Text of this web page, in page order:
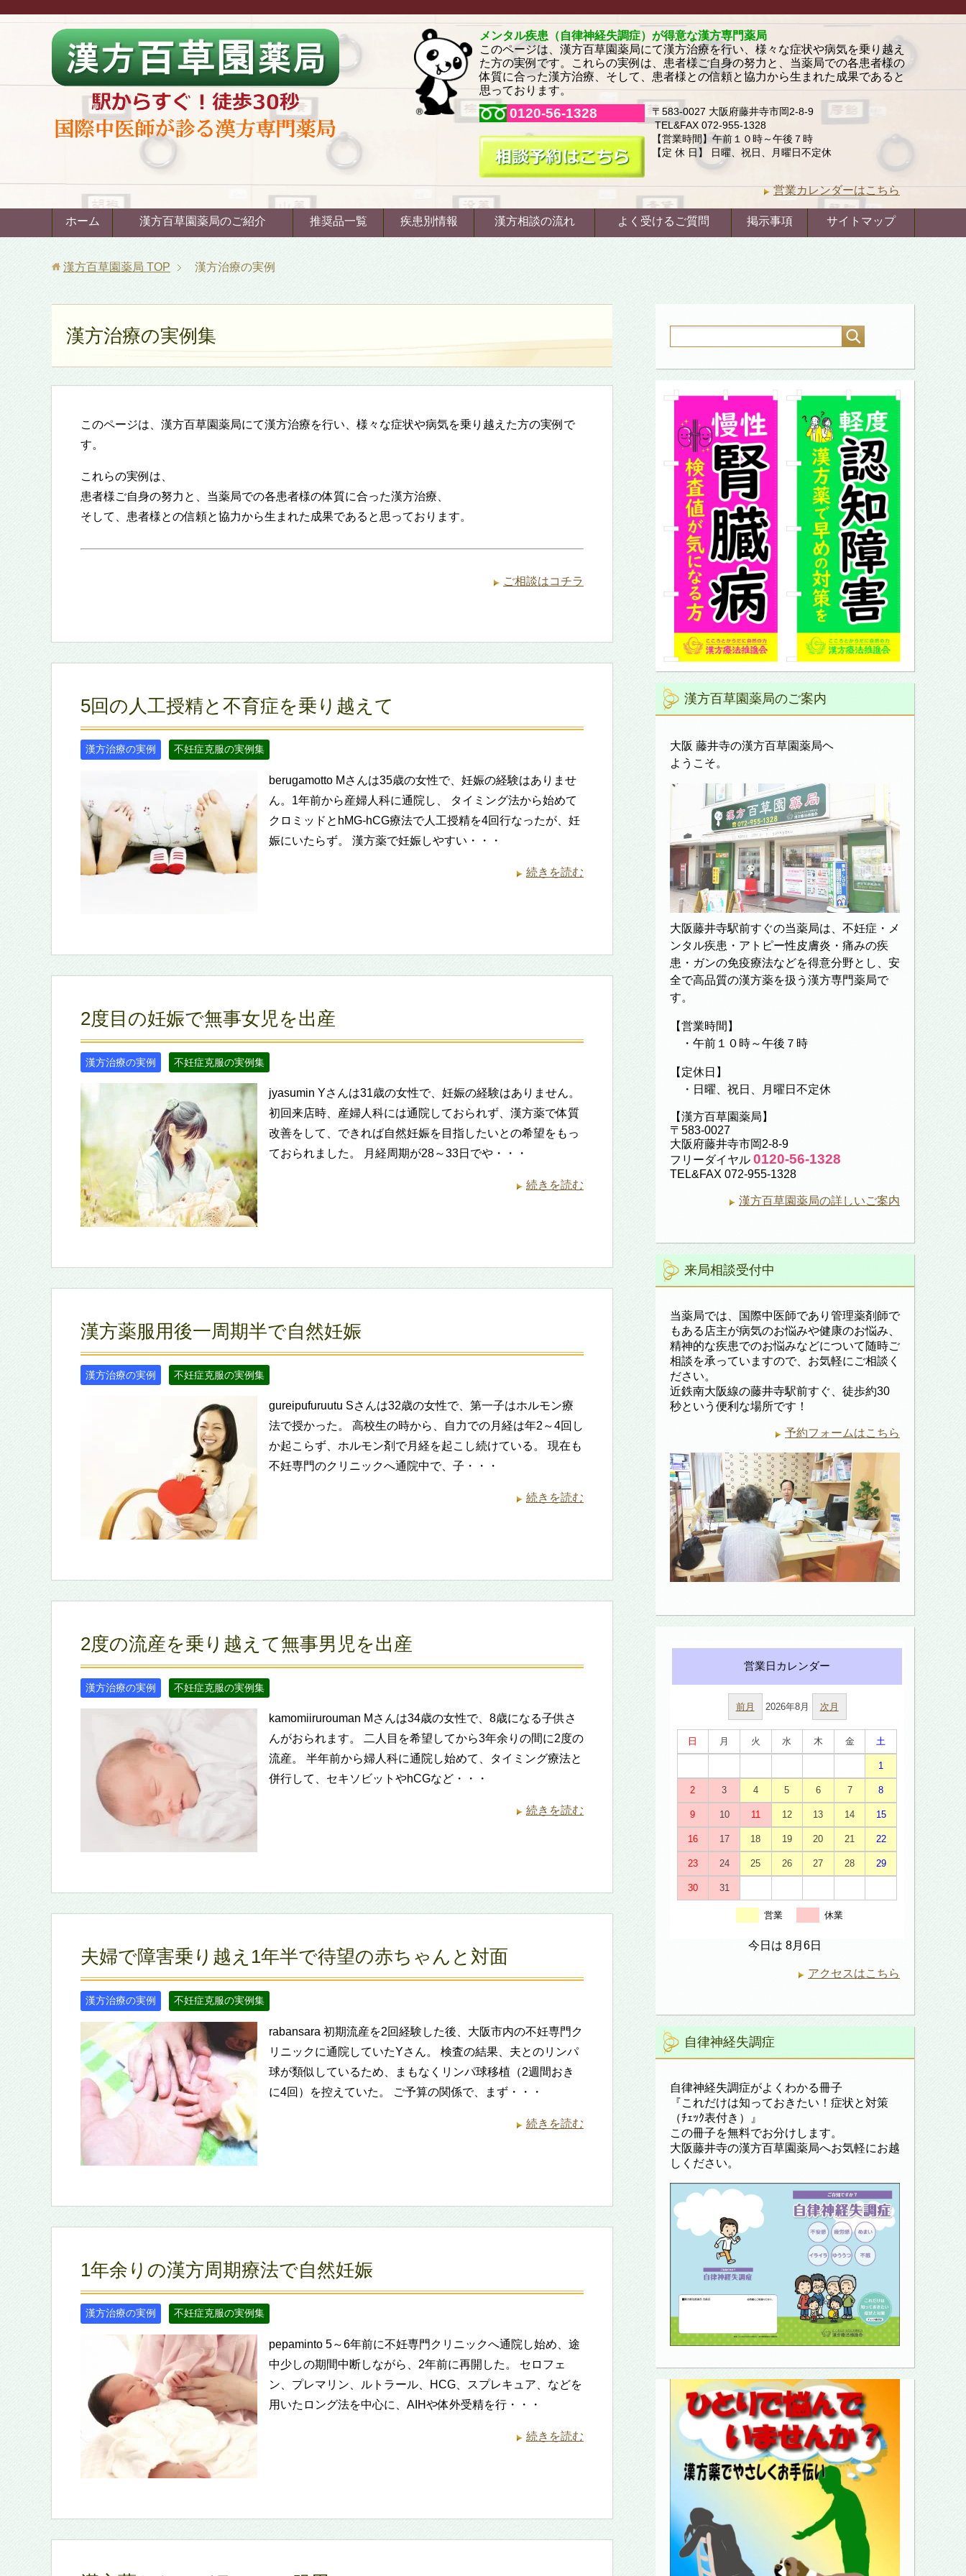
メンタル疾患（自律神経失調症）が得意な漢方専門薬局
このページは、漢方百草園薬局にて漢方治療を行い、様々な症状や病気を乗り越え
た方の実例です。これらの実例は、患者様ご自身の努力と、当薬局での各患者様の
体質に合った漢方治療、そして、患者様との信頼と協力から生まれた成果であると
思っております。
0120-56-1328
〒583-0027 大阪府藤井寺市岡2-8-9
TEL&FAX 072-955-1328
【営業時間】午前１０時～午後７時
【定 休 日】 日曜、祝日、月曜日不定休
営業カレンダーはこちら
ホーム 漢方百草園薬局のご紹介 推奨品一覧 疾患別情報 漢方相談の流れ よく受けるご質問 掲示事項 サイトマップ
漢方百草園薬局 TOP 漢方治療の実例
漢方治療の実例集
このページは、漢方百草園薬局にて漢方治療を行い、様々な症状や病気を乗り越えた方の実例で
す。
これらの実例は、
患者様ご自身の努力と、当薬局での各患者様の体質に合った漢方治療、
そして、患者様との信頼と協力から生まれた成果であると思っております。
ご相談はコチラ
5回の人工授精と不育症を乗り越えて
漢方治療の実例 不妊症克服の実例集
berugamotto Mさんは35歳の女性で、妊娠の経験はありませ
ん。1年前から産婦人科に通院し、 タイミング法から始めて
クロミッドとhMG-hCG療法で人工授精を4回行なったが、妊
娠にいたらず。 漢方薬で妊娠しやすい・・・
続きを読む
2度目の妊娠で無事女児を出産
漢方治療の実例 不妊症克服の実例集
jyasumin Yさんは31歳の女性で、妊娠の経験はありません。
初回来店時、産婦人科には通院しておられず、漢方薬で体質
改善をして、できれば自然妊娠を目指したいとの希望をもっ
ておられました。 月経周期が28～33日でや・・・
続きを読む
漢方薬服用後一周期半で自然妊娠
漢方治療の実例 不妊症克服の実例集
gureipufuruutu Sさんは32歳の女性で、第一子はホルモン療
法で授かった。 高校生の時から、自力での月経は年2～4回し
か起こらず、ホルモン剤で月経を起こし続けている。 現在も
不妊専門のクリニックへ通院中で、子・・・
続きを読む
2度の流産を乗り越えて無事男児を出産
漢方治療の実例 不妊症克服の実例集
kamomiirurouman Mさんは34歳の女性で、8歳になる子供さ
んがおられます。 二人目を希望してから3年余りの間に2度の
流産。 半年前から婦人科に通院し始めて、タイミング療法と
併行して、セキソビットやhCGなど・・・
続きを読む
夫婦で障害乗り越え1年半で待望の赤ちゃんと対面
漢方治療の実例 不妊症克服の実例集
rabansara 初期流産を2回経験した後、大阪市内の不妊専門ク
リニックに通院していたYさん。 検査の結果、夫とのリンパ
球が類似しているため、まもなくリンパ球移植（2週間おき
に4回）を控えていた。 ご予算の関係で、まず・・・
続きを読む
1年余りの漢方周期療法で自然妊娠
漢方治療の実例 不妊症克服の実例集
pepaminto 5～6年前に不妊専門クリニックへ通院し始め、途
中少しの期間中断しながら、2年前に再開した。 セロフェ
ン、プレマリン、ルトラール、HCG、スプレキュア、などを
用いたロング法を中心に、AIHや体外受精を行・・・
続きを読む
漢方百草園薬局のご案内
大阪 藤井寺の漢方百草園薬局ヘ
ようこそ。
大阪藤井寺駅前すぐの当薬局は、不妊症・メ
ンタル疾患・アトピー性皮膚炎・痛みの疾
患・ガンの免疫療法などを得意分野とし、安
全で高品質の漢方薬を扱う漢方専門薬局で
す。
【営業時間】
・午前１０時～午後７時
【定休日】
・日曜、祝日、月曜日不定休
【漢方百草園薬局】
〒583-0027
大阪府藤井寺市岡2-8-9
フリーダイヤル 0120-56-1328
TEL&FAX 072-955-1328
漢方百草園薬局の詳しいご案内
来局相談受付中
当薬局では、国際中医師であり管理薬剤師で
もある店主が病気のお悩みや健康のお悩み、
精神的な疾患でのお悩みなどについて随時ご
相談を承っていますので、お気軽にご相談く
ださい。
近鉄南大阪線の藤井寺駅前すぐ、徒歩約30
秒という便利な場所です！
予約フォームはこちら
前月 2026年8月 次月
日 月 火 水 木 金 土
1
2 3 4 5 6 7 8
9 10 11 12 13 14 15
16 17 18 19 20 21 22
23 24 25 26 27 28 29
30 31
営業 休業
今日は 8月6日
アクセスはこちら
自律神経失調症
自律神経失調症がよくわかる冊子
『これだけは知っておきたい！症状と対策
（ﾁｪｯｸ表付き）』
この冊子を無料でお分けします。
大阪藤井寺の漢方百草園薬局へお気軽にお越
しください。